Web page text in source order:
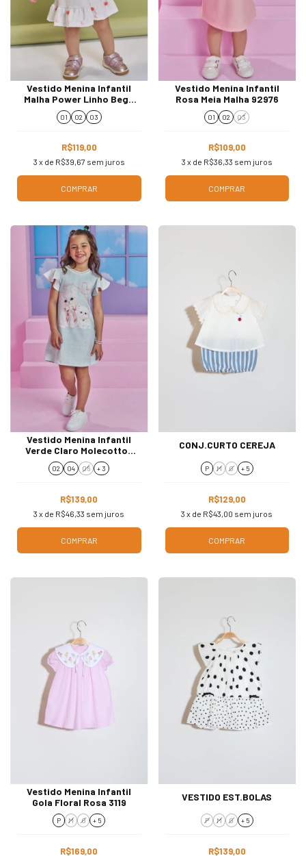
Vestido Menina Infantil
Malha Power Linho Bege
Claro 93184
01 02 03
R$119,00
3 x de R$39,67 sem juros
COMPRAR
Vestido Menina Infantil
Rosa Meia Malha 92976
01 02 03
R$109,00
3 x de R$36,33 sem juros
COMPRAR
Vestido Menina Infantil
Verde Claro Molecotton
93748
02 04 06 + 3
R$139,00
3 x de R$46,33 sem juros
COMPRAR
CONJ.CURTO CEREJA
P M G + 5
R$129,00
3 x de R$43,00 sem juros
COMPRAR
Vestido Menina Infantil
Gola Floral Rosa 3119
P M G + 5
R$169,00
VESTIDO EST.BOLAS
P M G + 5
R$139,00